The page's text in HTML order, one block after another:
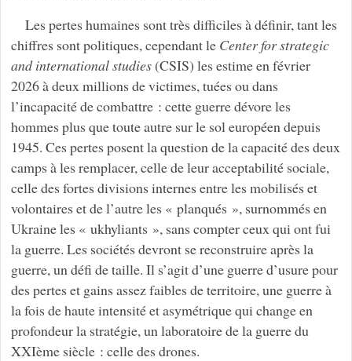
Les pertes humaines sont très difficiles à définir, tant les
chiffres sont politiques, cependant le Center for strategic
and international studies(CSIS) les estime en février
2026 à deux millions de victimes, tuées ou dans
l’incapacité de combattre : cette guerre dévore les
hommes plus que toute autre sur le sol européen depuis
1945. Ces pertes posent la question de la capacité des deux
camps à les remplacer, celle de leur acceptabilité sociale,
celle des fortes divisions internes entre les mobilisés et
volontaires et de l’autre les « planqués », surnommés en
Ukraine les « ukhyliants », sans compter ceux qui ont fui
la guerre. Les sociétés devront se reconstruire après la
guerre, un défi de taille. Il s’agit d’une guerre d’usure pour
des pertes et gains assez faibles de territoire, une guerre à
la fois de haute intensité et asymétrique qui change en
profondeur la stratégie, un laboratoire de la guerre du
XXIème siècle : celle des drones.